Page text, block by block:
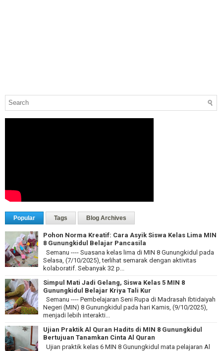
Popular Tags Blog Archives
Pohon Norma Kreatif: Cara Asyik Siswa Kelas Lima MIN
8 Gunungkidul Belajar Pancasila
Semanu ---- Suasana kelas lima di MIN 8 Gunungkidul pada
Selasa, (7/10/2025), terlihat semarak dengan aktivitas
kolaboratif. Sebanyak 32 p...
Simpul Mati Jadi Gelang, Siswa Kelas 5 MIN 8
Gunungkidul Belajar Kriya Tali Kur
Semanu ---- Pembelajaran Seni Rupa di Madrasah Ibtidaiyah
Negeri (MIN) 8 Gunungkidul pada hari Kamis, (9/10/2025),
menjadi lebih interakti...
Ujian Praktik Al Quran Hadits di MIN 8 Gunungkidul
Bertujuan Tanamkan Cinta Al Quran
Ujian praktik kelas 6 MIN 8 Gunungkidul mata pelajaran Al